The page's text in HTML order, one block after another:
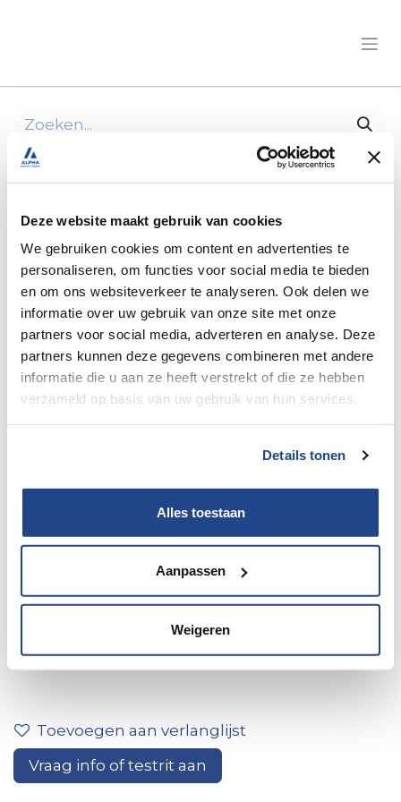
Deze website maakt gebruik van cookies
We gebruiken cookies om content en advertenties te
personaliseren, om functies voor social media te bieden
en om ons websiteverkeer te analyseren. Ook delen we
informatie over uw gebruik van onze site met onze
partners voor social media, adverteren en analyse. Deze
partners kunnen deze gegevens combineren met andere
informatie die u aan ze heeft verstrekt of die ze hebben
verzameld op basis van uw gebruik van hun services.
Details tonen
Alles toestaan
Aanpassen
Weigeren
Alle producten
Elnagh/Baron 573 Fiat 140pk Manueel/NG
Elnagh/Baron 573 Fiat 140pk
Toevoegen aan verlanglijst
Vraag info of testrit aan